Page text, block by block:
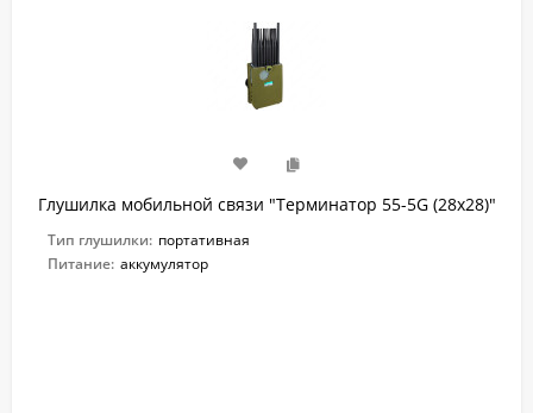
Глушилка мобильной связи "Терминатор 55-5G (28х28)"
Тип глушилки: портативная
Питание: аккумулятор